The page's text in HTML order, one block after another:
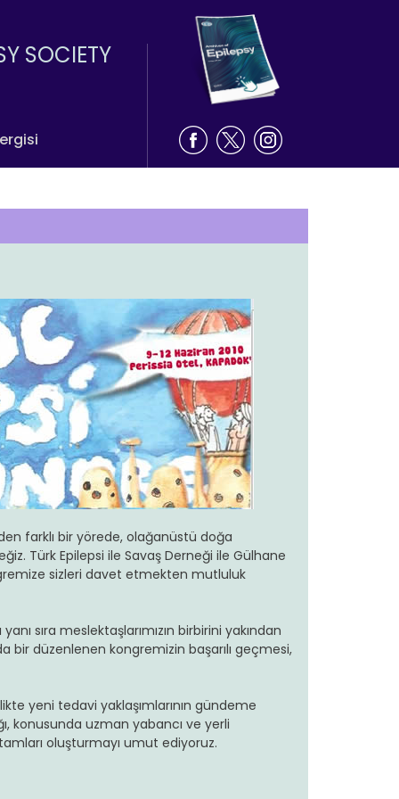
SOCIETY
farklı bir yörede, olağanüstü doğa
Türk Epilepsi ile Savaş Derneği ile Gülhane
sizleri davet etmekten mutluluk
sıra meslektaşlarımızın birbirini yakından
bir düzenlenen kongremizin başarılı geçmesi,
yeni tedavi yaklaşımlarının gündeme
konusunda uzman yabancı ve yerli
oluşturmayı umut ediyoruz.